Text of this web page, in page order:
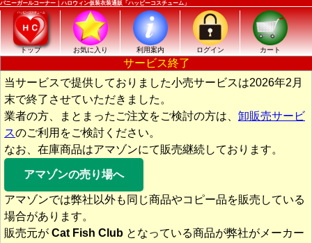
バニーガールコーナー｜ハロウィン仮装衣装通販「ハッピーコスチューム」
トップ お気に入り 利用案内 ログイン カート
サービス終了
当サービスで提供しておりました小売サービスは2026年2月
末で終了させていただきました。
業者の方、まとまったご注文をご検討の方は、 卸販売サービ
スのご利用をご検討ください。
なお、在庫商品はアマゾンにて販売継続しております。
アマゾンの売り場へ
アマゾンでは弊社以外も同じ商品やコピー品を販売している
場合があります。
販売元が Cat Fish Club となっている商品が弊社がメーカー